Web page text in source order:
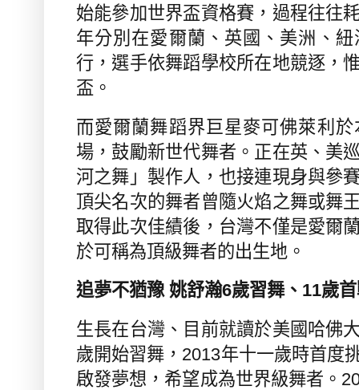
始能參加世界盃資格賽，過程往往
年分別在愛爾蘭、英國、美洲、
行，選手依舞蹈學校所在地競逐，
盃。
而愛爾蘭舞蹈界巨星麥可佛萊利
場，鼓勵新世代舞者。正在英、美
河之舞」製作人，也接連現身與參
頂尖名次的舞者曾隨火焰之舞或舞
取得此次佳績後，台灣不僅是愛爾
於可稱為頂級舞者的出生地。
追夢不猶豫 姚舒瀚6歲習舞、 11歲
生長在台灣、目前就讀於美國哈佛
歲開始習舞， 2013年十一歲時首度
啟發夢想，希望成為世界級舞者。